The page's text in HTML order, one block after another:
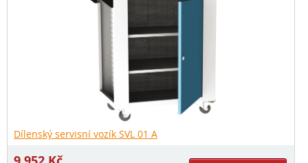
Dílenský servisní vozík SVL 01 A